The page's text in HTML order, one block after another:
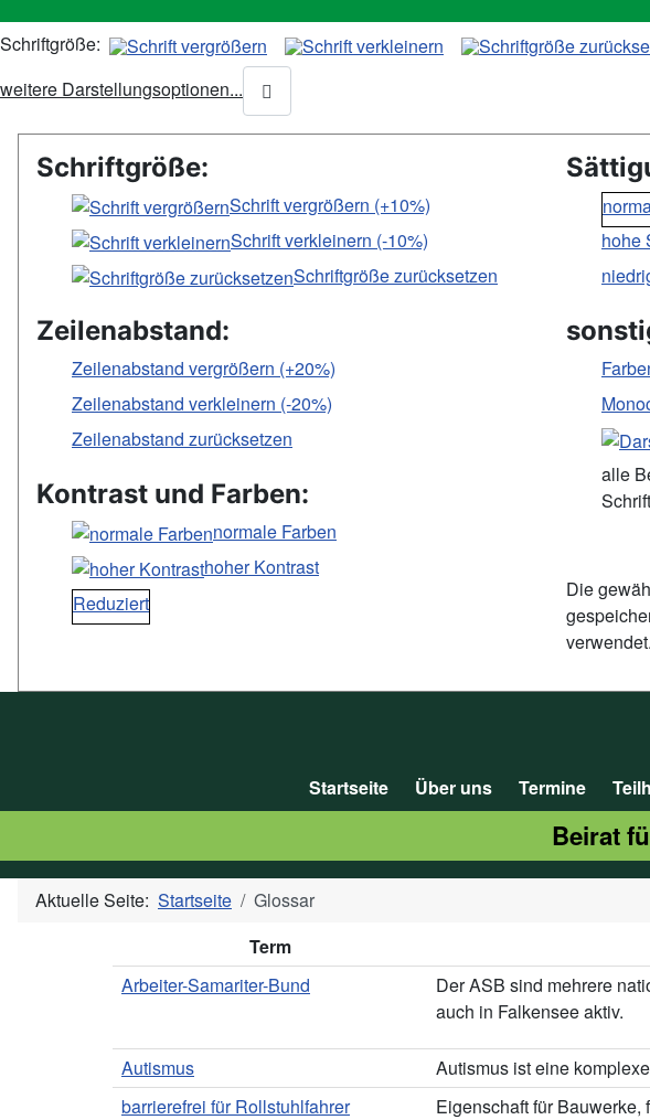
Schriftgröße:
weitere Darstellungsoptionen...
Schriftgröße:
Schrift vergrößern (+10%)
Schrift verkleinern (-10%)
Schriftgröße zurücksetzen
Zeilenabstand:
Zeilenabstand vergrößern (+20%)
Zeilenabstand verkleinern (-20%)
Zeilenabstand zurücksetzen
Kontrast und Farben:
normale Farben
hoher Kontrast
Reduziert
hohe
alle
Die
verwendet.
Startseite Über uns Termine
Beirat
Aktuelle Seite: Startseite
Glossar
Term
Arbeiter-Samariter-Bund
Der ASB sind mehrere
auch in Falkensee aktiv.
Autismus
Autismus ist eine
barrierefrei für Rollstuhlfahrer
Eigenschaft für